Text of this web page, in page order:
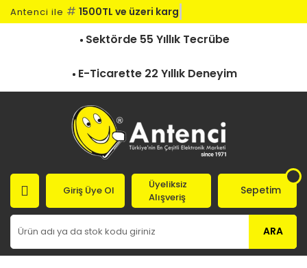
Antenci ile # 1500TL ve üzeri kargo
Sektörde 55 Yıllık Tecrübe
E-Ticarette 22 Yıllık Deneyim
ARA
Giriş Üye Ol
Üyeliksiz
Alışveriş
Sepetim